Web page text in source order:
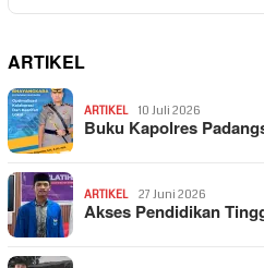
ARTIKEL
ARTIKEL 10 Juli 2026
Buku Kapolres
ARTIKEL 27 Juni 2026
Akses Pendidikan